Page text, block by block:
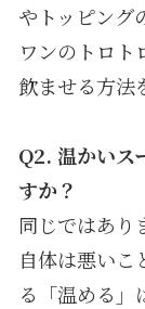
やトッピング
ワンのトロト
飲ませる方法
Q2. 温かいス
すか？
同じではあり
自体は悪いこ
る「温める」